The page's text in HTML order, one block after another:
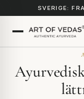
SVERIGE: